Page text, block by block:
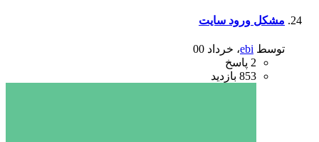
مشکل ورود سایت
توسط ebi، خرداد 00
2 پاسخ
853 بازدید